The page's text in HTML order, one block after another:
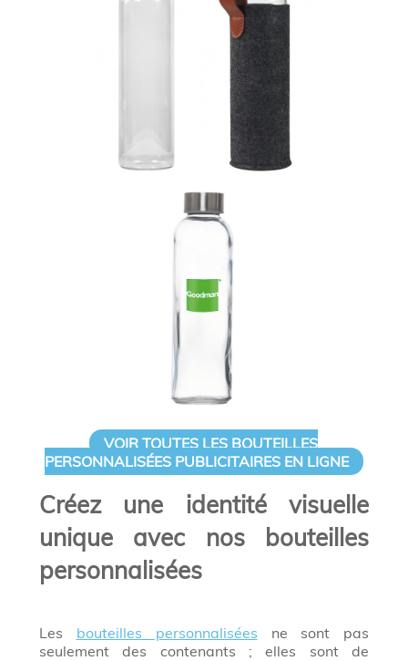
VOIR TOUTES LES BOUTEILLES
PERSONNALISÉES PUBLICITAIRES EN LIGNE
Créez une identité visuelle
unique avec nos bouteilles
personnalisées
Les bouteilles personnalisées ne sont pas
seulement des contenants ; elles sont de